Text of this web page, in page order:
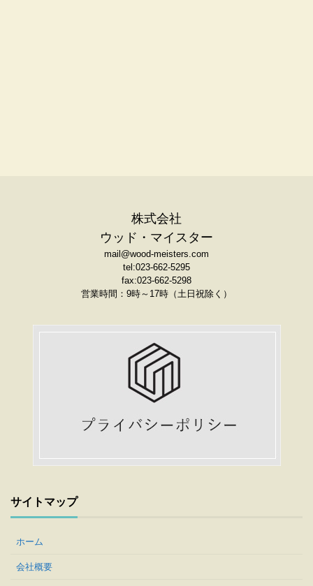
株式会社
ウッド・マイスター
mail@wood-meisters.com
tel:023-662-5295
fax:023-662-5298
営業時間：9時～17時（土日祝除く）
サイトマップ
ホーム
会社概要